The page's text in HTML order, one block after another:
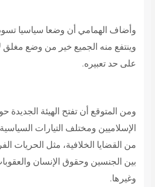
وأضاف الهمامي أن وضعا سياسيا
وينتفع منه الجميع خير من وضع مغلق
على حد تعبيره.
ومن المتوقع أن تفتح الهيئة الجديدة
الإسلاميين ومختلف التيارات
من القضايا الخلافية، مثل الحريات
بين الجنسين وحقوق الإنسان
وغيرها.